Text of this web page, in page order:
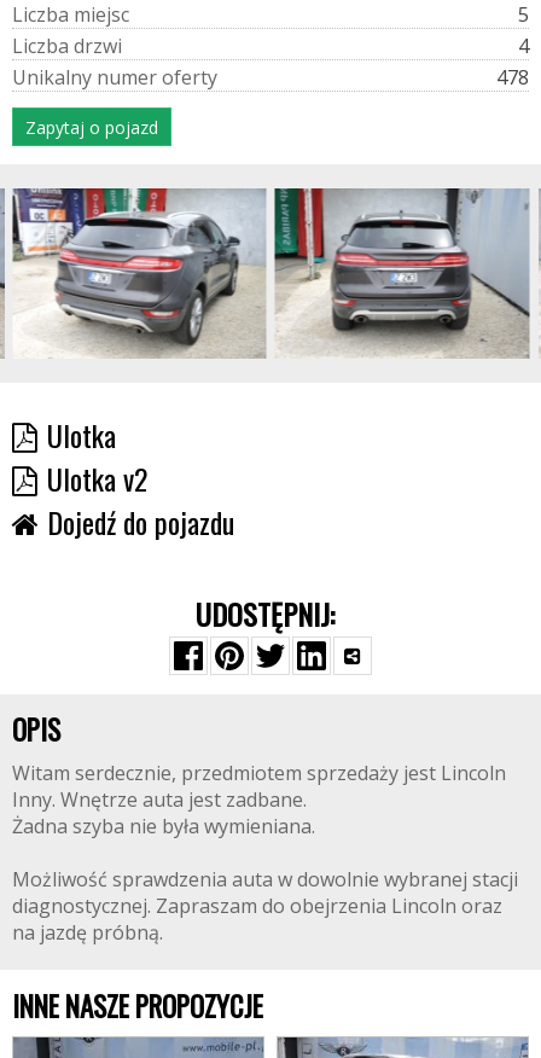
Liczba miejsc
5
Liczba drzwi
4
Unikalny numeroferty 478
Zapytaj o pojazd
Ulotka
Ulotka v2
Dojedź do pojazdu
UDOSTĘPNIJ:
OPIS
Witam serdecznie, przedmiotem sprzedaży jest Lincoln
Inny. Wnętrze auta jest zadbane.
Żadna szyba nie była wymieniana.
Możliwość sprawdzenia auta w dowolnie wybranej stacji
diagnostycznej. Zapraszam do obejrzenia Lincoln oraz
na jazdę próbną.
INNE NASZE PROPOZYCJE